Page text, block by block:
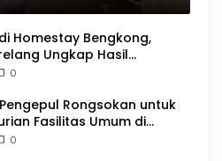
Homestay Bengkong,
Ungkap Hasil
Duduk Perkara
0
Rongsokan untuk
Fasilitas Umum di
0